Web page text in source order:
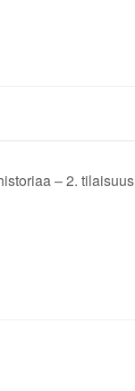
– 2. tilaisuus